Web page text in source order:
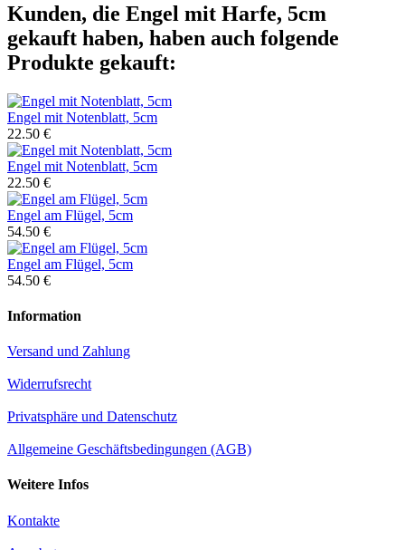
Kunden, die Engel mit Harfe, 5cm
gekauft haben, haben auch folgende
Produkte gekauft:
Engel mit Notenblatt, 5cm
22.50 €
Engel mit Notenblatt, 5cm
22.50 €
Engel am Flügel, 5cm
54.50 €
Engel am Flügel, 5cm
54.50 €
Information
Versand und Zahlung
Widerrufsrecht
Privatsphäre und Datenschutz
Allgemeine Geschäftsbedingungen (AGB)
Weitere Infos
Kontakte